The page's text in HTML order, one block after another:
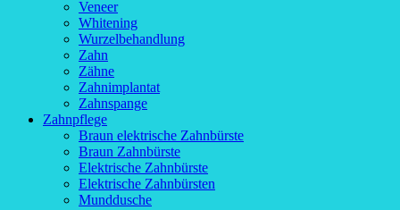
Veneer
Whitening
Wurzelbehandlung
Zahn
Zähne
Zahnimplantat
Zahnspange
Zahnpflege
Braun elektrische Zahnbürste
Braun Zahnbürste
Elektrische Zahnbürste
Elektrische Zahnbürsten
Munddusche